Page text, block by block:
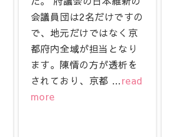
会議員団は2名だけですの
で、地元だけではなく京
都府内全域が担当となり
ます。陳情の方が透析を
されており、京都 …read
more